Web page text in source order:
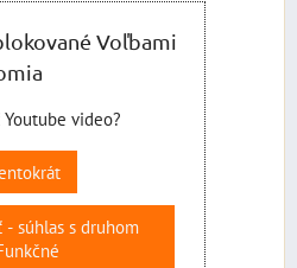
Voľbami
video?
- súhlas s druhom